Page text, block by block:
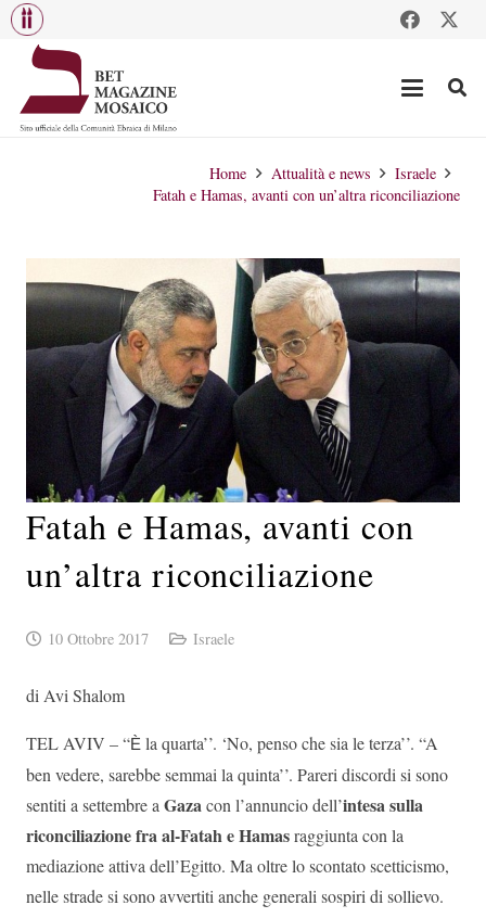
Home Attualità e news
Israele
Fatah e Hamas, avanti con un’altra riconciliazione
Fatah e Hamas, avanti con
un’altra riconciliazione
10 Ottobre 2017 Israele
di Avi Shalom
TEL AVIV – “È la quarta’’. ‘No, penso che sia le terza’’. “A
ben vedere, sarebbe semmai la quinta’’. Pareri discordi si sono
sentiti a settembre a Gazacon l’annuncio dell’intesa sulla
riconciliazione fra al-Fatah e Hamasraggiunta con la
mediazione attiva dell’Egitto. Ma oltre lo scontato scetticismo,
nelle strade si sono avvertiti anche generali sospiri di sollievo.